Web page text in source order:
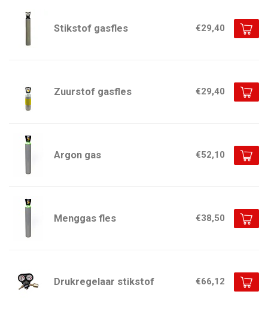
Stikstof gasfles €29,40
Zuurstof gasfles €29,40
Argon gas €52,10
Menggas fles €38,50
Drukregelaar stikstof €66,12